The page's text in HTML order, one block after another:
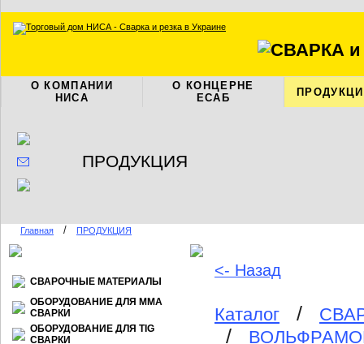
О КОМПАНИИ
НИСА
О КОНЦЕРНЕ
ЕСАБ
ПРОДУКЦИЯ
Главная / ПРОДУКЦИЯ
СВАРОЧНЫЕ МАТЕРИАЛЫ
ОБОРУДОВАНИЕ ДЛЯ ММА
СВАРКИ
ОБОРУДОВАНИЕ ДЛЯ TIG
СВАРКИ
<- Назад
Каталог /
/